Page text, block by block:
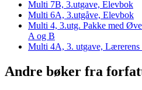
Multi 7B, 3.utgave, Elevbok
Multi 6A, 3.utgåve, Elevbok
Multi 4, 3.utg. Pakke med
A og B
Multi 4A, 3. utgave, Lærerens
Andre bøker fra